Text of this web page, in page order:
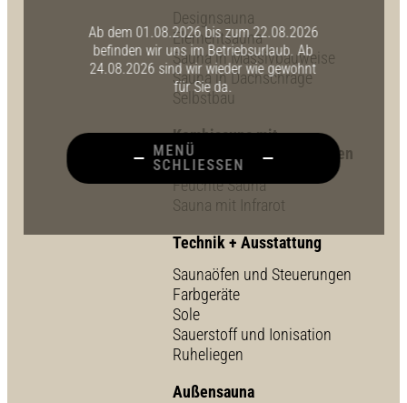
Designsauna
Elementsauna
Sauna in Massivbauweise
Sauna in Dachschräge
Selbstbau
Kombisauna mit
verschiedenen Badeformen
Feuchte Sauna
Sauna mit Infrarot
Technik + Ausstattung
Saunaöfen und Steuerungen
Farbgeräte
Sole
Sauerstoff und Ionisation
Ruheliegen
Außensauna
Ab dem 01.08.2026 bis zum 22.08.2026
befinden wir uns im Betriebsurlaub. Ab
24.08.2026 sind wir wieder wie gewohnt
für Sie da.
MENÜ
SCHLIESSEN